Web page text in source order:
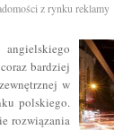
z rynku reklamy
bardziej
w
polskiego.
rozwiązania